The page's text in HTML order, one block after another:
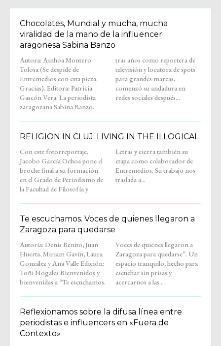
Chocolates, Mundial y mucha, mucha
viralidad de la mano de la influencer
aragonesa Sabina Banzo
Autora: Ainhoa Montero
Tolosa (Se despide de
Entremedios con esta pieza.
Gracias). Editora: Patricia
Gascón Vera. La periodista
zaragozana Sabina Banzo,
tras años como reportera de
televisión y locutora de spots
para grandes marcas,
comenzó su andadura en
redes sociales después...
RELIGION IN CLUJ: LIVING IN THE ILLOGICAL
Con este fotorreportaje,
Jacobo García Ochoa pone el
broche final a su formación
en el Grado de Periodismo de
la Facultad de Filosofía y
Letras y cierra también su
etapa como colaborador de
Entremedios. Su trabajo nos
traslada a...
Te escuchamos. Voces de quienes llegaron a
Zaragoza para quedarse
Autoría: Denis Benito, Juan
Huerta, Miriam Gavín, Laura
González y Ana Valle Edición:
Toñi Nogales Bienvenidos y
bienvenidas a “Te escuchamos.
Voces de quienes llegaron a
Zaragoza para quedarse”. Un
espacio tranquilo, hecho para
escuchar sin prisas y
acercarnos a las...
Reflexionamos sobre la difusa línea entre
periodistas e influencers en «Fuera de
Contexto»